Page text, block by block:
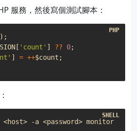
服務，然後寫個測試腳本：
[ 'count' ] ?? 0;
] = ++$count ;
$ redis-cli -h <host> -a <password> monitor